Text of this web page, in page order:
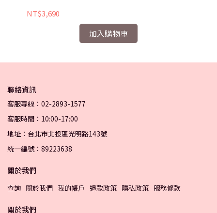
NT$3,690
加入購物車
聯絡資訊
客服專線：02-2893-1577
客服時間：10:00-17:00
地址：台北市北投區光明路143號
統一編號：89223638
關於我們
查詢 關於我們 我的帳戶 退款政策 隱私政策 服務條款
關於我們